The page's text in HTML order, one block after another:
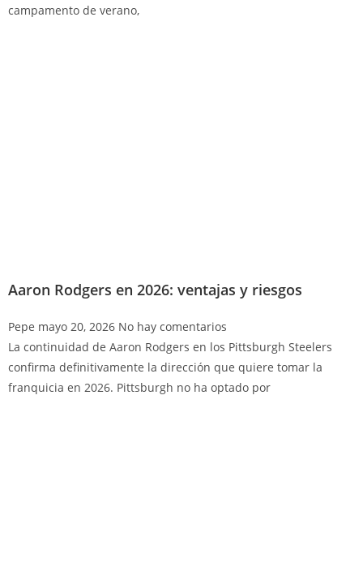
campamento de verano,
Aaron Rodgers en 2026: ventajas y riesgos
Pepe mayo 20, 2026 No hay comentarios
La continuidad de Aaron Rodgers en los Pittsburgh Steelers
confirma definitivamente la dirección que quiere tomar la
franquicia en 2026. Pittsburgh no ha optado por